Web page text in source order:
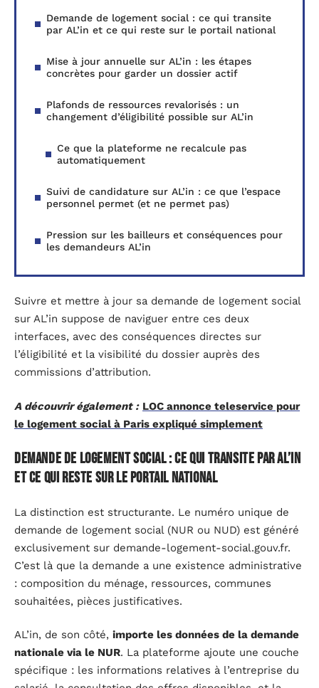
Demande de logement social : ce qui transite
par AL’in et ce qui reste sur le portail national
Mise à jour annuelle sur AL’in : les étapes
concrètes pour garder un dossier actif
Plafonds de ressources revalorisés : un
changement d’éligibilité possible sur AL’in
Ce que la plateforme ne recalcule pas
automatiquement
Suivi de candidature sur AL’in : ce que l’espace
personnel permet (et ne permet pas)
Pression sur les bailleurs et conséquences pour
les demandeurs AL’in
Suivre et mettre à jour sa demande de logement social
sur AL’in suppose de naviguer entre ces deux
interfaces, avec des conséquences directes sur
l’éligibilité et la visibilité du dossier auprès des
commissions d’attribution.
A découvrir également : LOC annonce teleservice pour
le logement social à Paris expliqué simplement
Demande de logement social : ce qui transite par AL’in
et ce qui reste sur le portail national
La distinction est structurante. Le numéro unique de
demande de logement social (NUR ou NUD) est généré
exclusivement sur demande-logement-social.gouv.fr.
C’est là que la demande a une existence administrative
: composition du ménage, ressources, communes
souhaitées, pièces justificatives.
AL’in, de son côté, importe les données de la demande
nationale via le NUR. La plateforme ajoute une couche
spécifique : les informations relatives à l’entreprise du